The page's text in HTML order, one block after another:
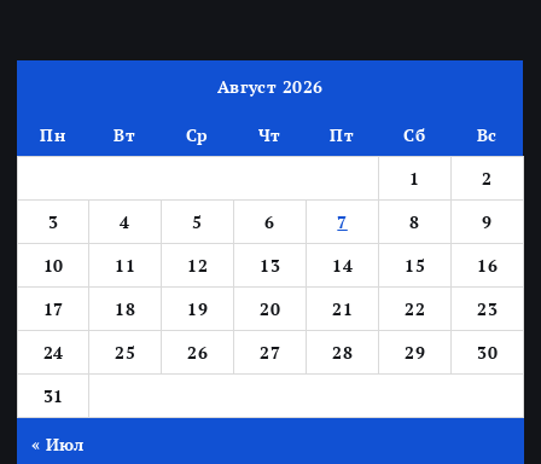
Август 2026
Пн Вт Ср Чт Пт Сб
Вс
1
2
3
4 5 6 7 8
9
10
11 12 13 14 15
16
17
18 19 20 21 22
23
24
25 26 27 28 29
30
31
« Июл